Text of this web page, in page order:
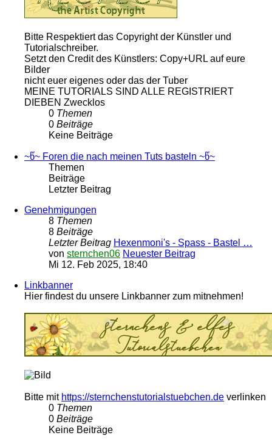
Bitte Respektiert das Copyright der Künstler und
Tutorialschreiber.
Setzt den Credit des Künstlers: Copy+URL auf eure
Bilder
nicht euer eigenes oder das der Tuber
MEINE TUTORIALS SIND ALLE REGISTRIERT
DIEBEN Zwecklos
0 Themen
0 Beiträge
Keine Beiträge
~წ~ Foren die nach meinen Tuts basteln ~წ~
Themen
Beiträge
Letzter Beitrag
Genehmigungen
8 Themen
8 Beiträge
Letzter Beitrag Hexenmoni's - Spass - Bastel …
von sternchen06 Neuester Beitrag
Mi 12. Feb 2025, 18:40
Linkbanner
Hier findest du unsere Linkbanner zum mitnehmen!
Bitte mit https://sternchenstutorialstuebchen.de verlinken
0 Themen
0 Beiträge
Keine Beiträge